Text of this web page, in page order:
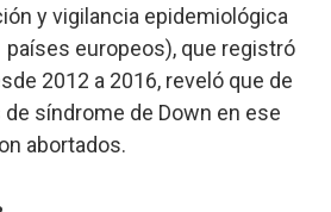
y vigilancia epidemiológica
países europeos), que registró
2012 a 2016, reveló que de
síndrome de Down en ese
abortados.